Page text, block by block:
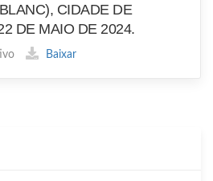
CIDADE DE
DE MAIO DE 2024.
Baixar